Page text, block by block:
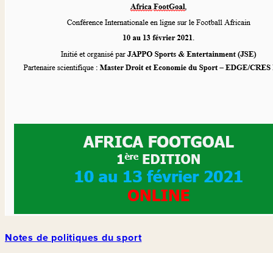
Notes de politiques du sport